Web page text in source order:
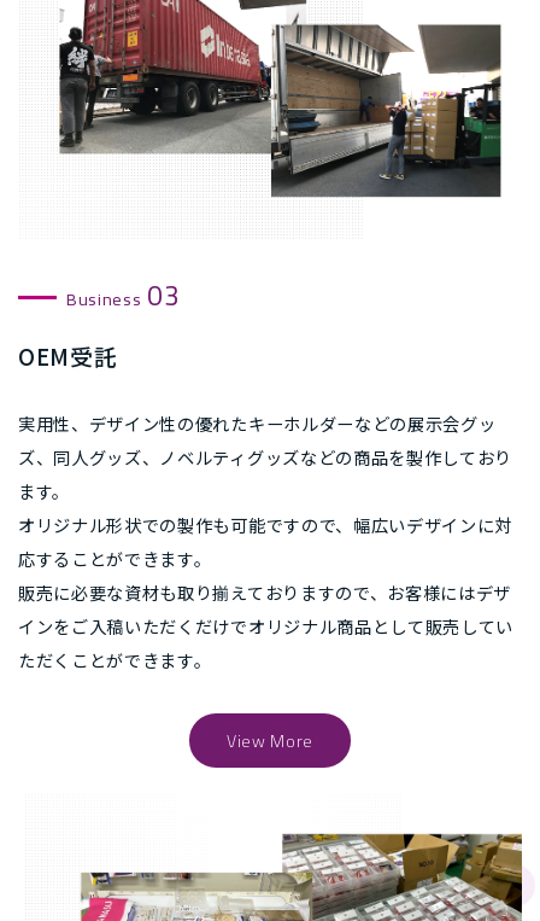
Business 03
OEM受託
実用性、デザイン性の優れたキーホルダーなどの展示会グッ
ズ、同人グッズ、ノベルティグッズなどの商品を製作しており
ます。
オリジナル形状での製作も可能ですので、幅広いデザインに対
応することができます。
販売に必要な資材も取り揃えておりますので、お客様にはデザ
インをご入稿いただくだけでオリジナル商品として販売してい
ただくことができます。
View More